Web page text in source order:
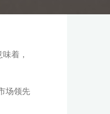
着，
场领先